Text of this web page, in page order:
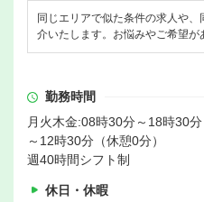
同じエリアで似た条件の求人や
介いたします。お悩みやご希望
勤務時間
月火木金:08時30分～18時30
～12時30分（休憩0分）
週40時間シフト制
休日・休暇